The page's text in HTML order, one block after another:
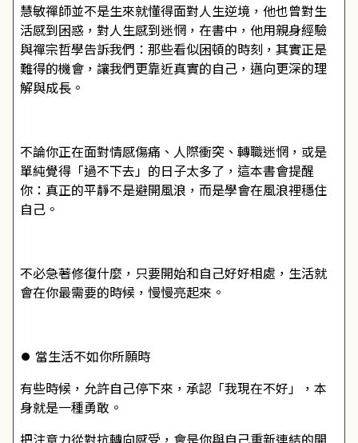
慧敏禪師並不是生來就懂得面對人生逆境，他也曾對生
活感到困惑，對人生感到迷惘，在書中，他用親身經驗
與禪宗哲學告訴我們：那些看似困頓的時刻，其實正是
難得的機會，讓我們更靠近真實的自己，邁向更深的理
解與成長。
不論你正在面對情感傷痛、人際衝突、轉職迷惘，或是
單純覺得「過不下去」的日子太多了，這本書會提醒
你：真正的平靜不是避開風浪，而是學會在風浪裡穩住
自己。
不必急著修復什麼，只要開始和自己好好相處，生活就
會在你最需要的時候，慢慢亮起來。
⏺ 當生活不如你所願時
有些時候，允許自己停下來，承認「我現在不好」，本
身就是一種勇敢。
把注意力從對抗轉向感受，會是你與自己重新連結的開